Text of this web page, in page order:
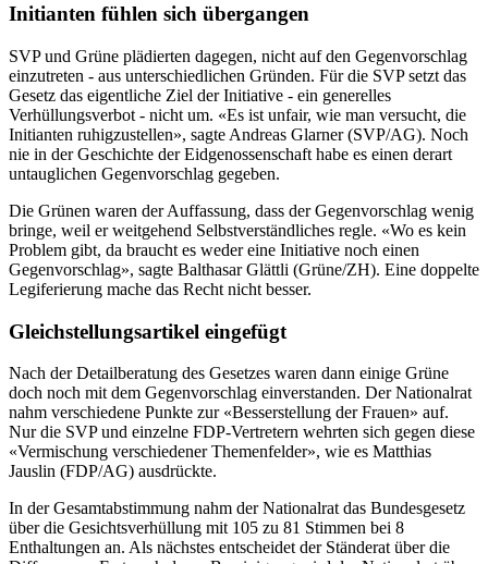
Initianten fühlen sich übergangen
SVP und Grüne plädierten dagegen, nicht auf den Gegenvorschlag
einzutreten - aus unterschiedlichen Gründen. Für die SVP setzt das
Gesetz das eigentliche Ziel der Initiative - ein generelles
Verhüllungsverbot - nicht um. «Es ist unfair, wie man versucht, die
Initianten ruhigzustellen», sagte Andreas Glarner (SVP/AG). Noch
nie in der Geschichte der Eidgenossenschaft habe es einen derart
untauglichen Gegenvorschlag gegeben.
Die Grünen waren der Auffassung, dass der Gegenvorschlag wenig
bringe, weil er weitgehend Selbstverständliches regle. «Wo es kein
Problem gibt, da braucht es weder eine Initiative noch einen
Gegenvorschlag», sagte Balthasar Glättli (Grüne/ZH). Eine doppelte
Legiferierung mache das Recht nicht besser.
Gleichstellungsartikel eingefügt
Nach der Detailberatung des Gesetzes waren dann einige Grüne
doch noch mit dem Gegenvorschlag einverstanden. Der Nationalrat
nahm verschiedene Punkte zur «Besserstellung der Frauen» auf.
Nur die SVP und einzelne FDP-Vertretern wehrten sich gegen diese
«Vermischung verschiedener Themenfelder», wie es Matthias
Jauslin (FDP/AG) ausdrückte.
In der Gesamtabstimmung nahm der Nationalrat das Bundesgesetz
über die Gesichtsverhüllung mit 105 zu 81 Stimmen bei 8
Enthaltungen an. Als nächstes entscheidet der Ständerat über die